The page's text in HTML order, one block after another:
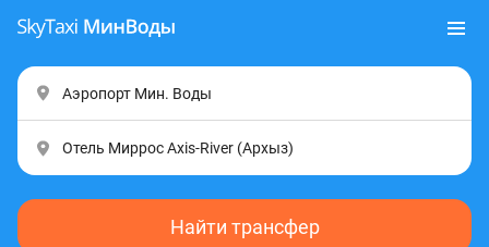
Найти трансфер